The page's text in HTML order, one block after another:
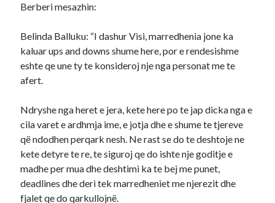
Berberi mesazhin:
Belinda Balluku: “I dashur Visi, marredhenia jone ka
kaluar ups and downs shume here, por e rendesishme
eshte qe une ty te konsideroj nje nga personat me te
afert.
Ndryshe nga heret e jera, kete here po te jap dicka nga e
cila varet e ardhmja ime, e jotja dhe e shume te tjereve
që ndodhen perqark nesh. Ne rast se do te deshtoje ne
kete detyre te re, te siguroj qe do ishte nje goditje e
madhe per mua dhe deshtimi ka te bej me punet,
deadlines dhe deri tek marredheniet me njerezit dhe
fjalet qe do qarkullojnë.